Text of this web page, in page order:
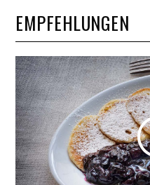
EMPFEHLUNGEN